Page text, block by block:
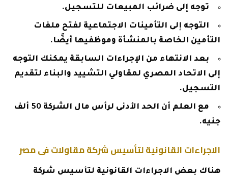
توجه إلى ضرائب المبيعات للتسجيل.
التوجه إلى التأمينات الاجتماعية لفتح ملفات
التأمين الخاصة بالمنشأة وموظفيها أيضًا.
بعد الانتهاء من الإجراءات السابقة يمكنك التوجه
إلى الاتحاد المصري لمقاولي التشييد والبناء لتقديم
التسجيل.
مع العلم أن الحد الأدنى لرأس مال الشركة 50 ألف
جنيه.
الاجراءات القانونية لتأسيس شركة مقاولات فى مصر
هناك بعض الاجراءات القانونية لتأسيس شركة